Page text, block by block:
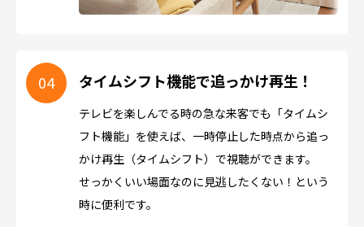
タイムシフト機能で追っかけ再生！
テレビを楽しんでる時の急な来客でも「タイムシ
フト機能」を使えば、一時停止した時点から追っ
かけ再生（タイムシフト）で視聴ができます。
せっかくいい場面なのに見逃したくない！という
時に便利です。